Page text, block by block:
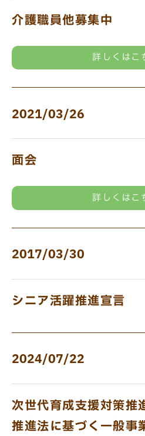
介護職員他募集中
詳しくはこ
2021/03/26
面会
詳しくはこ
2017/03/30
シニア活躍推進宣言
2024/07/22
次世代育成支援対策推
推進法に基づく一般事